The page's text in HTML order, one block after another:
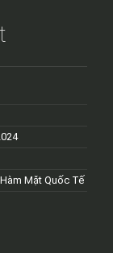
Mặt Quốc Tế